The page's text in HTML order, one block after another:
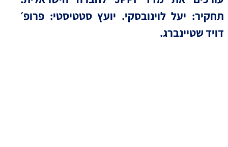
תחקיר: יעל לוינובסקי. יועץ סטטיסטי: פרופ׳
דויד שטיינברג.